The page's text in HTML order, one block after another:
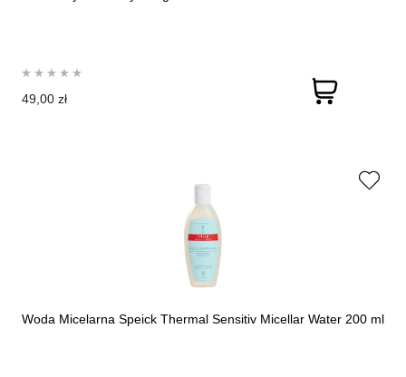
49,00 zł
Woda Micelarna Speick Thermal Sensitiv Micellar Water 200 ml